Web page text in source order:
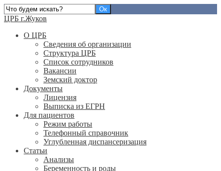
ЦРБ г.Жуков
О ЦРБ
Сведения об организации
Структура ЦРБ
Список сотрудников
Вакансии
Земский доктор
Документы
Лицензия
Выписка из ЕГРН
Для пациентов
Режим работы
Телефонный справочник
Углубленная диспансеризация
Статьи
Анализы
Беременность и роды